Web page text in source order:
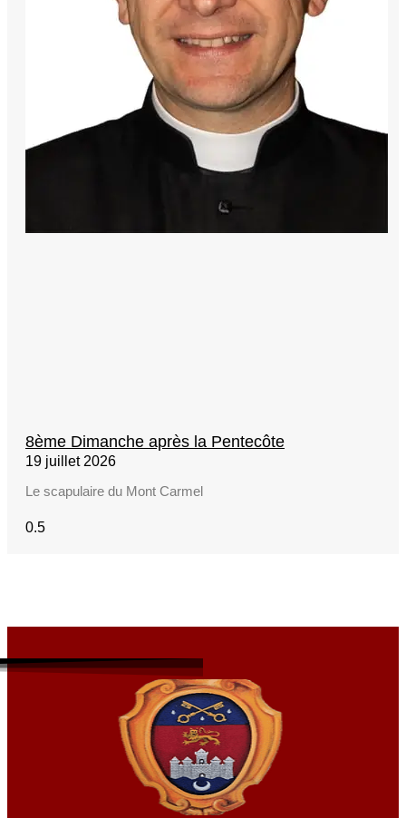
8ème Dimanche après la Pentecôte
19 juillet 2026
Le scapulaire du Mont Carmel